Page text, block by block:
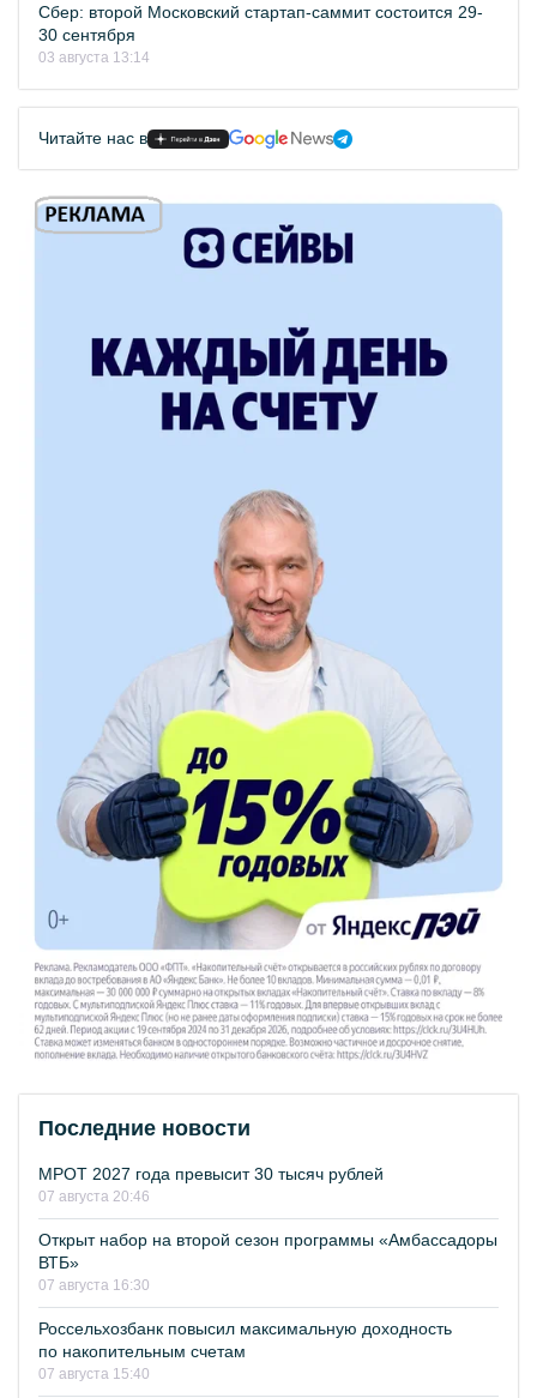
Сбер: второй Московский стартап-саммит состоится 29-
30 сентября
03 августа 13:14
Читайте нас в
Последние новости
МРОТ 2027 года превысит 30 тысяч рублей
07 августа 20:46
Открыт набор на второй сезон программы «Амбассадоры
ВТБ»
07 августа 16:30
Россельхозбанк повысил максимальную доходность
по накопительным счетам
07 августа 15:40